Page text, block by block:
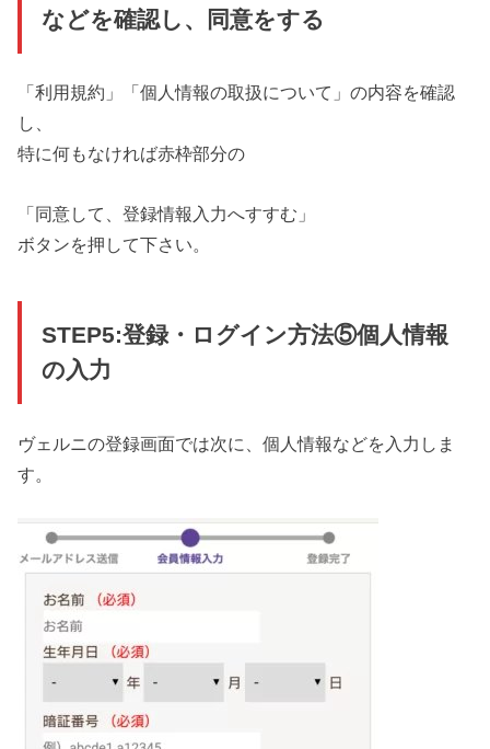
などを確認し、同意をする
「利用規約」「個人情報の取扱について」の内容を確認
し、
特に何もなければ赤枠部分の
「同意して、登録情報入力へすすむ」
ボタンを押して下さい。
STEP5:登録・ログイン方法⑤個人情報
の入力
ヴェルニの登録画面では次に、個人情報などを入力しま
す。